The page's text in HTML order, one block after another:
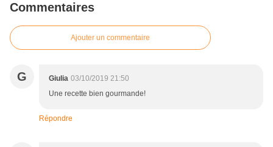
Commentaires
Ajouter un commentaire
G Giulia 03/10/2019 21:50
Une recette bien gourmande!
Répondre